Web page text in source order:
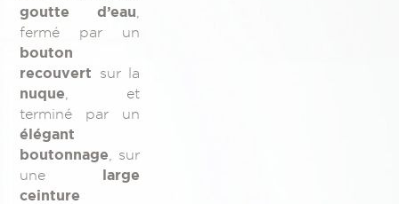
goutte d’eau
fermé par un
bouton
recouvert sur la
nuque , et
terminé par un
élégant
boutonnage , sur
une large
ceinture